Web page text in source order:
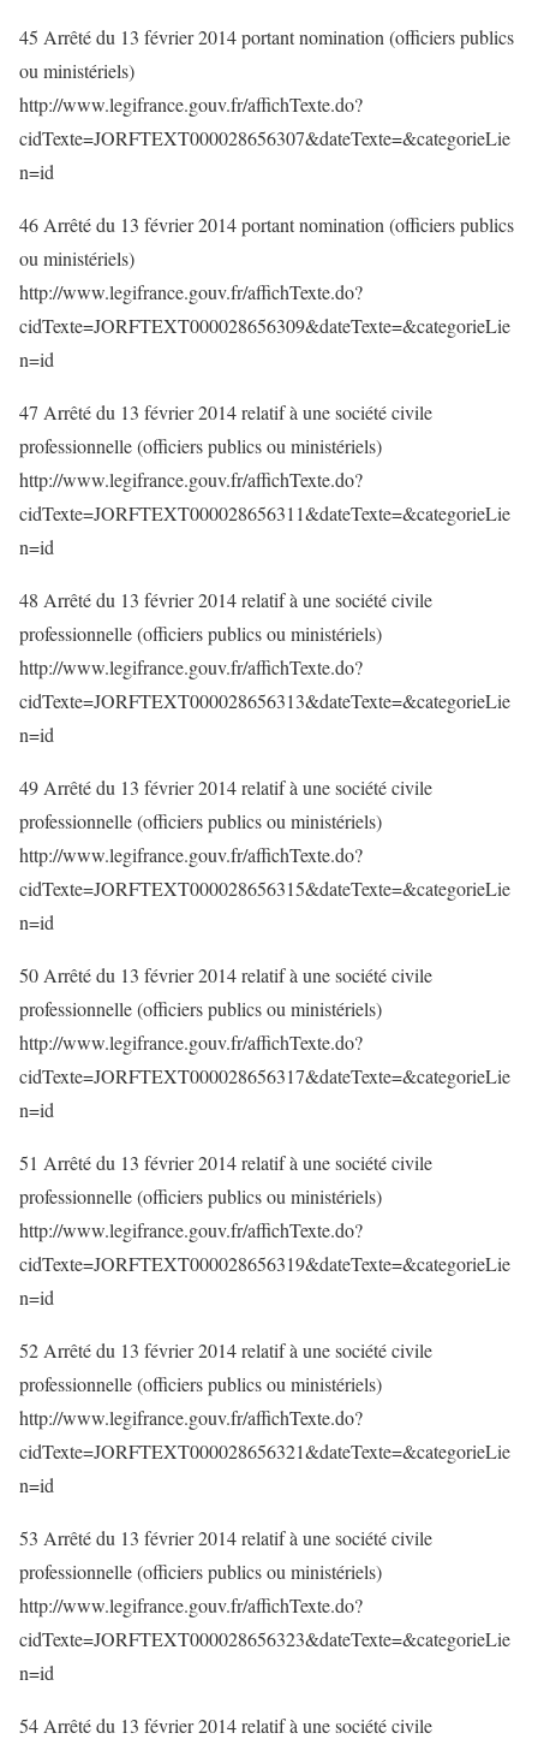
45 Arrêté du 13 février 2014 portant nomination (officiers publics
ou ministériels)
http://www.legifrance.gouv.fr/affichTexte.do?
cidTexte=JORFTEXT000028656307&dateTexte=&categorieLie
n=id
46 Arrêté du 13 février 2014 portant nomination (officiers publics
ou ministériels)
http://www.legifrance.gouv.fr/affichTexte.do?
cidTexte=JORFTEXT000028656309&dateTexte=&categorieLie
n=id
47 Arrêté du 13 février 2014 relatif à une société civile
professionnelle (officiers publics ou ministériels)
http://www.legifrance.gouv.fr/affichTexte.do?
cidTexte=JORFTEXT000028656311&dateTexte=&categorieLie
n=id
48 Arrêté du 13 février 2014 relatif à une société civile
professionnelle (officiers publics ou ministériels)
http://www.legifrance.gouv.fr/affichTexte.do?
cidTexte=JORFTEXT000028656313&dateTexte=&categorieLie
n=id
49 Arrêté du 13 février 2014 relatif à une société civile
professionnelle (officiers publics ou ministériels)
http://www.legifrance.gouv.fr/affichTexte.do?
cidTexte=JORFTEXT000028656315&dateTexte=&categorieLie
n=id
50 Arrêté du 13 février 2014 relatif à une société civile
professionnelle (officiers publics ou ministériels)
http://www.legifrance.gouv.fr/affichTexte.do?
cidTexte=JORFTEXT000028656317&dateTexte=&categorieLie
n=id
51 Arrêté du 13 février 2014 relatif à une société civile
professionnelle (officiers publics ou ministériels)
http://www.legifrance.gouv.fr/affichTexte.do?
cidTexte=JORFTEXT000028656319&dateTexte=&categorieLie
n=id
52 Arrêté du 13 février 2014 relatif à une société civile
professionnelle (officiers publics ou ministériels)
http://www.legifrance.gouv.fr/affichTexte.do?
cidTexte=JORFTEXT000028656321&dateTexte=&categorieLie
n=id
53 Arrêté du 13 février 2014 relatif à une société civile
professionnelle (officiers publics ou ministériels)
http://www.legifrance.gouv.fr/affichTexte.do?
cidTexte=JORFTEXT000028656323&dateTexte=&categorieLie
n=id
54 Arrêté du 13 février 2014 relatif à une société civile